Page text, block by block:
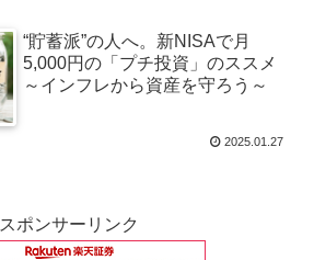
“貯蓄派”の人へ。新NISAで月
5,000円の「プチ投資」のススメ
～インフレから資産を守ろう～
2025.01.27
スポンサーリンク